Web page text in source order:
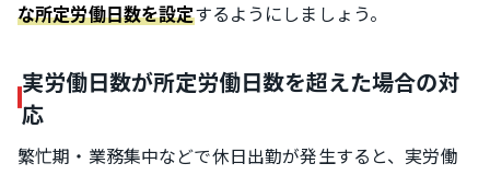
な所定労働日数を設定するようにしましょう。
実労働日数が所定労働日数を超えた場合の対
応
繁忙期・業務集中などで休日出勤が発生すると、実労働